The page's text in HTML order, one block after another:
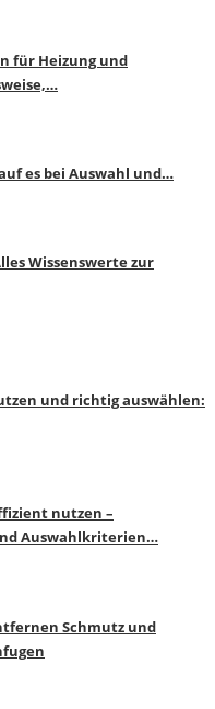
für Heizung und
es bei Auswahl und…
Wissenswerte zur
und richtig auswählen:
nutzen –
Auswahlkriterien…
Schmutz und